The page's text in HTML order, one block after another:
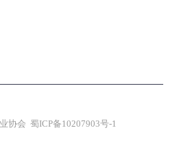
协会 蜀ICP备10207903号-1